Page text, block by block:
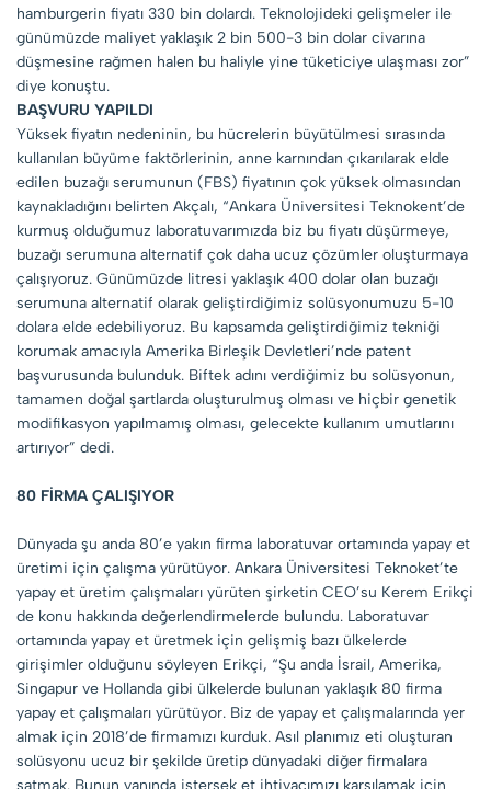
hamburgerin fiyatı 330 bin dolardı. Teknolojideki gelişmeler ile
günümüzde maliyet yaklaşık 2 bin 500-3 bin dolar civarına
düşmesine rağmen halen bu haliyle yine tüketiciye ulaşması zor”
diye konuştu.
BAŞVURU YAPILDI
Yüksek fiyatın nedeninin, bu hücrelerin büyütülmesi sırasında
kullanılan büyüme faktörlerinin, anne karnından çıkarılarak elde
edilen buzağı serumunun (FBS) fiyatının çok yüksek olmasından
kaynakladığını belirten Akçalı, “Ankara Üniversitesi Teknokent’de
kurmuş olduğumuz laboratuvarımızda biz bu fiyatı düşürmeye,
buzağı serumuna alternatif çok daha ucuz çözümler oluşturmaya
çalışıyoruz. Günümüzde litresi yaklaşık 400 dolar olan buzağı
serumuna alternatif olarak geliştirdiğimiz solüsyonumuzu 5-10
dolara elde edebiliyoruz. Bu kapsamda geliştirdiğimiz tekniği
korumak amacıyla Amerika Birleşik Devletleri’nde patent
başvurusunda bulunduk. Biftek adını verdiğimiz bu solüsyonun,
tamamen doğal şartlarda oluşturulmuş olması ve hiçbir genetik
modifikasyon yapılmamış olması, gelecekte kullanım umutlarını
artırıyor” dedi.
80 FİRMA ÇALIŞIYOR
Dünyada şu anda 80’e yakın firma laboratuvar ortamında yapay et
üretimi için çalışma yürütüyor. Ankara Üniversitesi Teknoket’te
yapay et üretim çalışmaları yürüten şirketin CEO’su Kerem Erikçi
de konu hakkında değerlendirmelerde bulundu. Laboratuvar
ortamında yapay et üretmek için gelişmiş bazı ülkelerde
girişimler olduğunu söyleyen Erikçi, “Şu anda İsrail, Amerika,
Singapur ve Hollanda gibi ülkelerde bulunan yaklaşık 80 firma
yapay et çalışmaları yürütüyor. Biz de yapay et çalışmalarında yer
almak için 2018’de firmamızı kurduk. Asıl planımız eti oluşturan
solüsyonu ucuz bir şekilde üretip dünyadaki diğer firmalara
satmak. Bunun yanında istersek et ihtiyacımızı karşılamak için